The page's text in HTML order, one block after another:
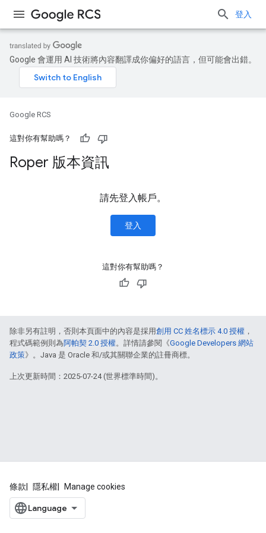
登入
Google 會運用 AI 技術將內容翻譯成你偏好的語言，但可能會出錯。
Google RCS
這對你有幫助嗎？
Roper 版本資訊
請先登入帳戶。
登入
這對你有幫助嗎？
除非另有註明，否則本頁面中的內容是採用創用 CC 姓名標示 4.0 授權 ，
程式碼範例則為阿帕契 2.0 授權。詳情請參閱《Google Developers 網站
政策》。Java 是 Oracle 和/或其關聯企業的註冊商標。
上次更新時間：2025-07-24 (世界標準時間)。
條款 隱私權 Manage cookies